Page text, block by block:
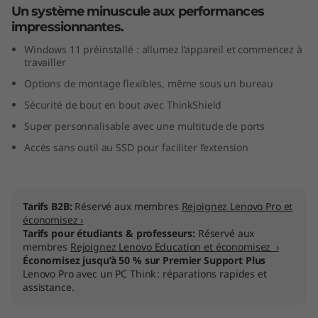
n
y
n
Un système minuscule aux performances
impressionnantes.
Windows 11 préinstallé : allumez l’appareil et commencez à
travailler
Options de montage flexibles, même sous un bureau
Sécurité de bout en bout avec ThinkShield
Super personnalisable avec une multitude de ports
Accès sans outil au SSD pour faciliter l’extension
Tarifs B2B: Réservé aux membres Rejoignez Lenovo Pro et
économisez ›
Tarifs pour étudiants & professeurs: Réservé aux
membres Rejoignez Lenovo Education et économisez ›
Économisez jusqu’à 50 % sur Premier Support Plus
Lenovo Pro avec un PC Think : réparations rapides et
assistance.